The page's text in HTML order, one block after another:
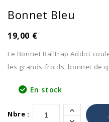
Bonnet Bleu
19,00 €
Le Bonnet Balltrap Addict
les grands froids, bonnet de
En stock
Nbre :